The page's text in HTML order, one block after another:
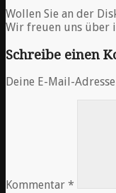
Wollen Sie an der
Wir freuen uns über
Schreibe einen
Deine E-Mail-
Kommentar *